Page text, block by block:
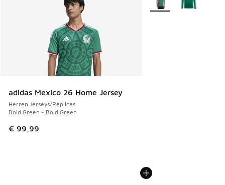
adidas Mexico 26 Home Jersey
Herren Jerseys/Replicas
Bold Green - Bold Green
€ 99,99